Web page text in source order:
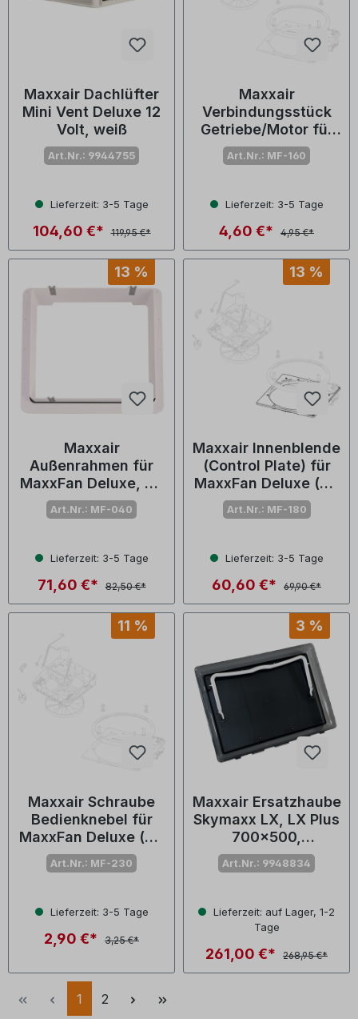
Maxxair Dachlüfter
Mini Vent Deluxe 12
Volt, weiß
Art.Nr.: 9944755
Lieferzeit: 3-5 Tage
104,60 €* 119,95 €*
Maxxair
Verbindungsstück
Getriebe/Motor für
MaxxFan Deluxe (Nr.
10-20277)
Art.Nr.: MF-160
Lieferzeit: 3-5 Tage
4,60 €* 4,95 €*
13 %
Maxxair
Außenrahmen für
MaxxFan Deluxe, 36
x 36 cm
Art.Nr.: MF-040
Lieferzeit: 3-5 Tage
71,60 €* 82,50 €*
13 %
Maxxair Innenblende
(Control Plate) für
MaxxFan Deluxe (Nr.
05-20226K)
Art.Nr.: MF-180
Lieferzeit: 3-5 Tage
60,60 €* 69,90 €*
11 %
Maxxair Schraube
Bedienknebel für
MaxxFan Deluxe (Nr.
10-20265K)
Art.Nr.: MF-230
Lieferzeit: 3-5 Tage
2,90 €* 3,25 €*
3 %
Maxxair Ersatzhaube
Skymaxx LX, LX Plus
700x500,
transparent
Art.Nr.: 9948834
Lieferzeit: auf Lager, 1-2
Tage
261,00 €* 268,95 €*
1 2